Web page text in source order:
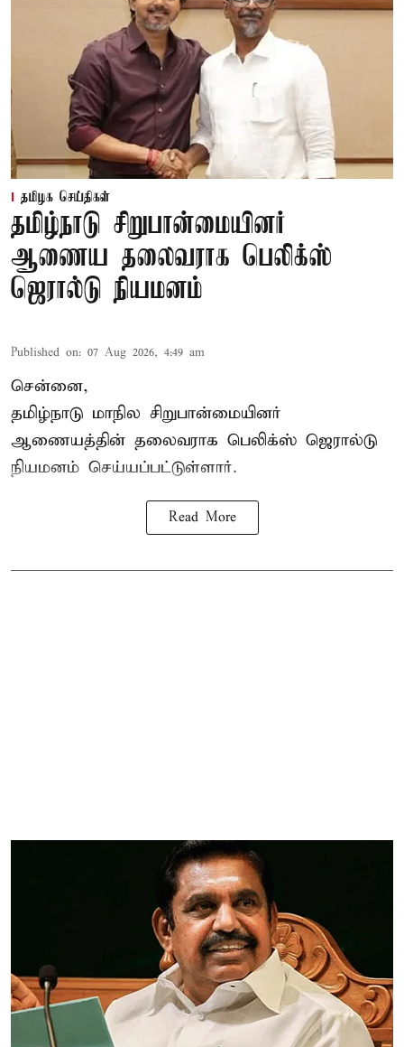
தமிழக செய்திகள்
தமிழ்நாடு சிறுபான்மையினர்
ஆணைய தலைவராக பெலிக்ஸ்
ஜெரால்டு நியமனம்
Published on: 07 Aug 2026, 4:49 am
சென்னை,
தமிழ்நாடு மாநில சிறுபான்மையினர்
ஆணையத்தின் தலைவராக பெலிக்ஸ் ஜெரால்டு
நியமனம் செய்யப்பட்டுள்ளார்.
Read More